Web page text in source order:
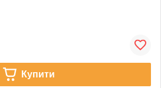
Купити